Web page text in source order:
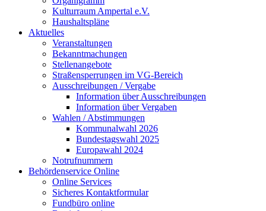
Kulturraum Ampertal e.V.
Haushaltspläne
Aktuelles
Veranstaltungen
Bekanntmachungen
Stellenangebote
Straßensperrungen im VG-Bereich
Ausschreibungen / Vergabe
Information über Ausschreibungen
Information über Vergaben
Wahlen / Abstimmungen
Kommunalwahl 2026
Bundestagswahl 2025
Europawahl 2024
Notrufnummern
Behördenservice Online
Online Services
Sicheres Kontaktformular
Fundbüro online